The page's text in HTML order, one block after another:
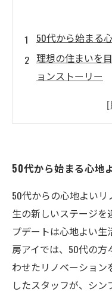
50代から始まる
理想の住まいを
ョンストーリー
渋川市の建築工
成功する住まい
ント
新たな生活ステ
スメ
50代から始まる心地
50代からの心地よい
生の新しいステージを
プデートは心地よい生
房アイでは、50代の
わせたリノベーション
したスタッフが、シ